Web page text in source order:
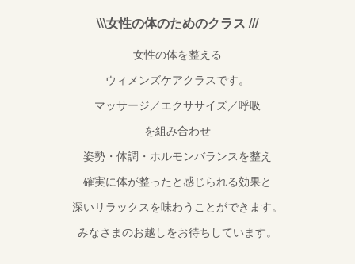
\\\女性の体のためのクラス ///
女性の体を整える
ウィメンズケアクラスです。
マッサージ／エクササイズ／呼吸
を組み合わせ
姿勢・体調・ホルモンバランスを整え
確実に体が整ったと感じられる効果と
深いリラックスを味わうことができます。
みなさまのお越しをお待ちしています。